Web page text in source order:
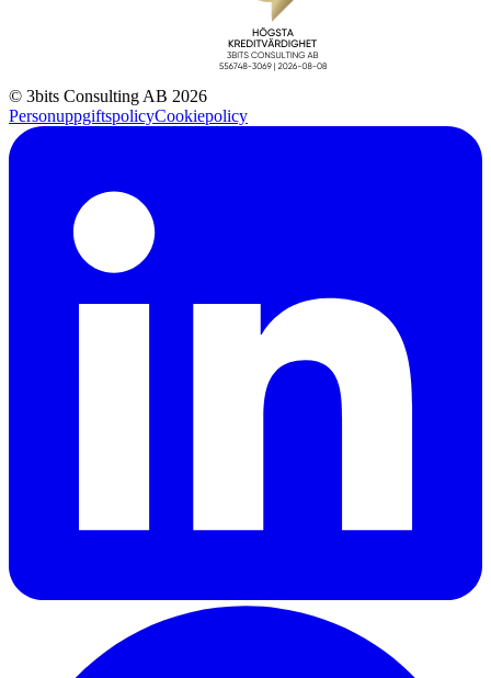
© 3bits Consulting AB 2026
PersonuppgiftspolicyCookiepolicy